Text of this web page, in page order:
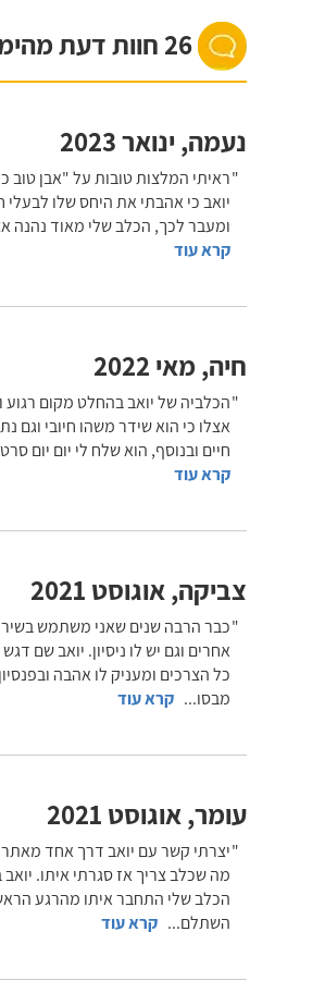
26 חוות דעת מהימנות
נעמה,ינואר 2023
ראיתי המלצות טובות על "אבן טוב
יואב כי אהבתי את היחס שלו לבעלי
ומעבר לכך, הכלב שלי מאוד נהנה
קרא עוד
חיה, מאי 2022
אצלו כי הוא שידר משהו חיובי וגם
חיים ובנוסף, הוא שלח לי יום יום
קרא עוד
צביקה,אוגוסט 2021
כבר הרבה שנים שאני משתמש
אחרים וגם יש לו ניסיון. יואב שם
כל הצרכים ומעניק לו אהבה
מבסו... קרא עוד
עומר,אוגוסט 2021
יצרתי קשר עם יואב דרך אחד
מה שכלב צריך אז סגרתי איתו.
הכלב שלי התחבר איתו מהרגע
השתלם... קרא עוד